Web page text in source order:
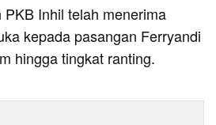
Inhil telah menerima
kepada pasangan Ferryandi
hingga tingkat ranting.